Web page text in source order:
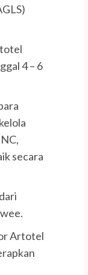
4 – 6
secara
Artotel